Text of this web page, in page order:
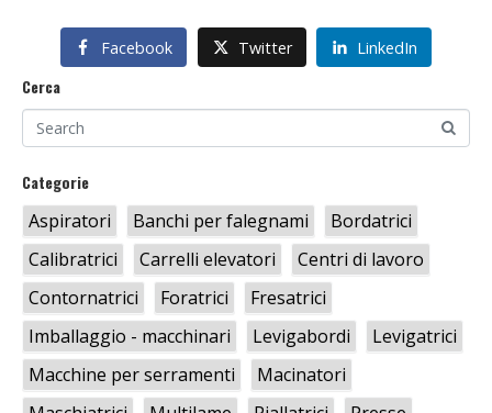
Facebook Twitter LinkedIn
Cerca
Categorie
Aspiratori Banchi per falegnami
Bordatrici
Calibratrici
Carrelli elevatori
Centri di lavoro
Contornatrici
Foratrici
Fresatrici
Imballaggio - macchinari
Levigabordi
Levigatrici
Macchine per serramenti
Macinatori